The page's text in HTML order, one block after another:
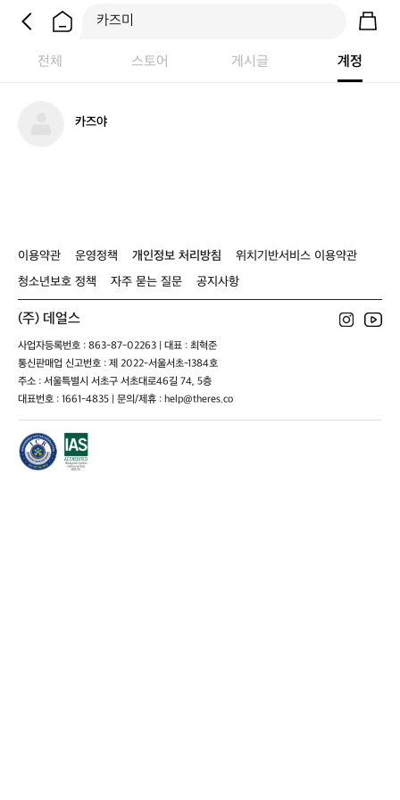
전체 스토어 게시글 계정
카즈야
이용약관 운영정책 개인정보 처리방침
위치기반서비스 이용약관
청소년보호 정책
자주 묻는 질문 공지사항
(주) 데얼스
사업자등록번호 : 863-87-02263 | 대표 : 최혁준
통신판매업 신고번호 : 제 2022-서울서초-1384호
주소 : 서울특별시 서초구 서초대로46길 74, 5층
대표번호 : 1661-4835 | 문의/제휴 : help@theres.co